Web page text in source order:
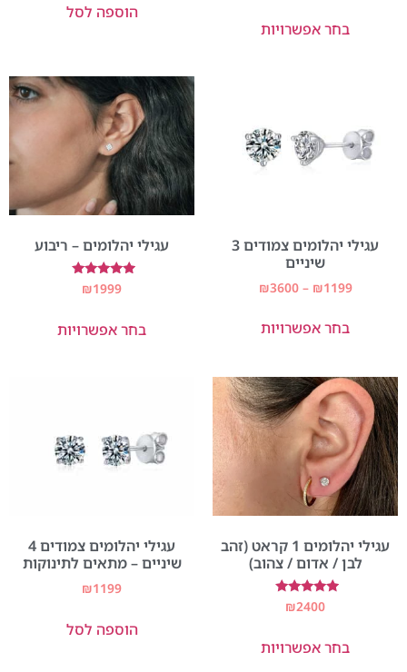
בחר אפשרויות
הוספה לסל
עגילי יהלומים צמודים 3
שיניים
₪1199
–
₪3600
בחר אפשרויות
עגילי יהלומים – ריבוע
דורג
5.00
₪1999
בחר אפשרויות
עגילי יהלומים 1 קראט (זהב
לבן / אדום / צהוב)
דורג
5.00
₪2400
בחר אפשרויות
עגילי יהלומים צמודים 4
שיניים – מתאים לתינוקות
₪1199
הוספה לסל